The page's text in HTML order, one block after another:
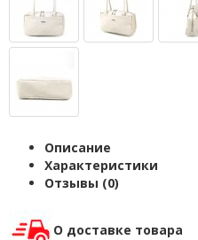
Описание
Характеристики
Отзывы (0)
О доставке товара